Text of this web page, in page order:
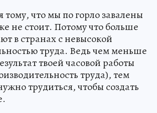
тому, что мы по горло завалены
не стоит. Потому что больше
в странах с невысокой
труда. Ведь чем меньше
твоей часовой работы
труда), тем
трудиться, чтобы создать